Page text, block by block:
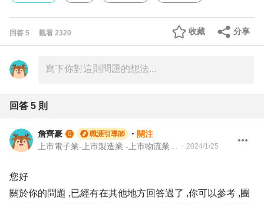
回答 5 觀看 2320 分享
收藏
回答 5 則
詹齊豪 職涯引導師 ・ 關注
・ 2024/1/25
您好
關於你的問題 ,已經有在其他地方回答過了 ,你可以參考 ,團